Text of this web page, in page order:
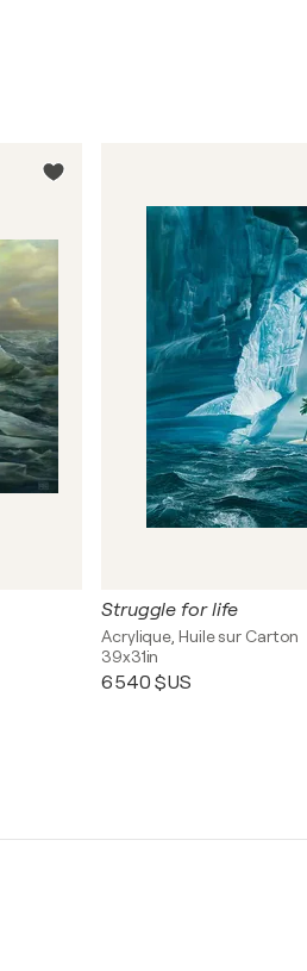
Struggle for life
Acrylique, Huile sur Carton
39x31in
6 540 $US